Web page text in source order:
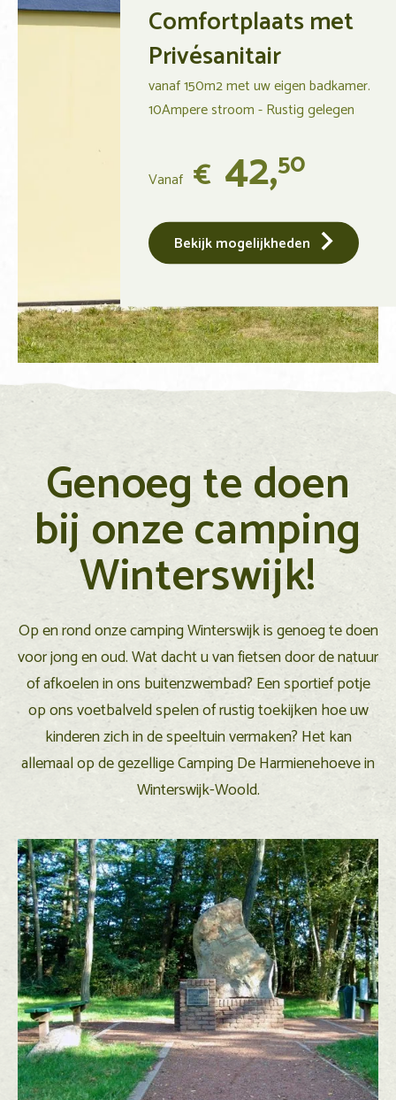
Comfortplaats met
Privésanitair
vanaf 150m2 met uw eigen badkamer.
10Ampere stroom - Rustig gelegen
Vanaf € 42,50
Bekijk mogelijkheden
Genoeg te doen
bij onze camping
Winterswijk!
Op en rond onze camping Winterswijk is genoeg te doen
voor jong en oud. Wat dacht u van fietsen door de natuur
of afkoelen in ons buitenzwembad? Een sportief potje
op ons voetbalveld spelen of rustig toekijken hoe uw
kinderen zich in de speeltuin vermaken? Het kan
allemaal op de gezellige Camping De Harmienehoeve in
Winterswijk-Woold.